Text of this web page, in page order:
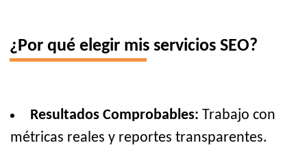
¿Por qué elegir mis servicios SEO?
Resultados Comprobables: Trabajo con
métricas reales y reportes transparentes.